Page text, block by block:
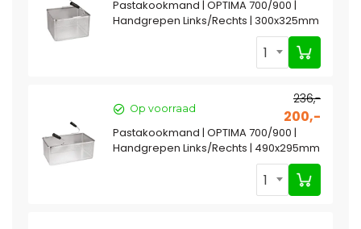
Pastakookmand | OPTIMA 700/900 |
Handgrepen Links/Rechts | 300x325mm
1
Op voorraad
236,-
200,-
Pastakookmand | OPTIMA 700/900 |
Handgrepen Links/Rechts | 490x295mm
1